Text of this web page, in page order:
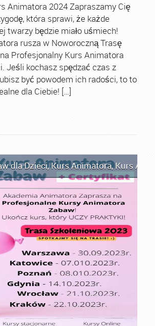
Animatora 2024 Zapraszamy Cię
która sprawi, że każde
twarzy będzie miało uśmiech!
rusza w Noworoczną Trasę
Profesjonalny Kurs Animatora
Jeśli kochasz spędzać czas z
być powodem ich radości, to to
dla Ciebie! […]
dla Dzieci,Kurs Animatora,Kurs